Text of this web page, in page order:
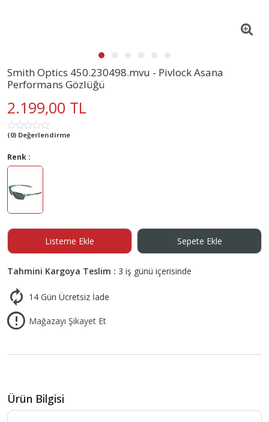
Smith Optics 450.230498.mvu - Pivlock Asana
Performans Gözlüğü
2.199,00 TL
(0) Değerlendirme
Renk :
Listeme Ekle Sepete Ekle
Tahmini Kargoya Teslim : 3 iş günü içerisinde
14 Gün Ücretsiz İade
Mağazayı Şikayet Et
Ürün Bilgisi